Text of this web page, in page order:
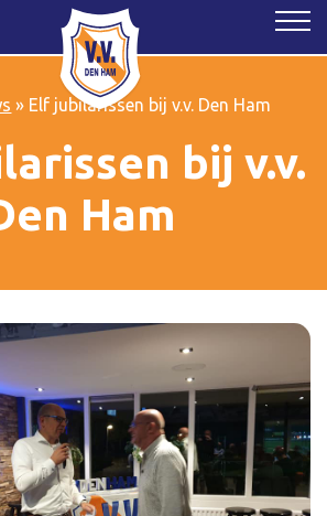
» Elf jubilarissen bij v.v. Den Ham
bij v.v.
Ham